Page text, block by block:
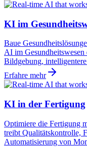
KI im
Baue
AI im
Bildgebung,
Erfahre mehr
KI in der Fertigung
Optimiere die Fertigung
treibt Qualitätskontrolle,
Automatisierung von